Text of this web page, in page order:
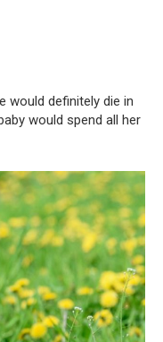
would definitely die in
would spend all her